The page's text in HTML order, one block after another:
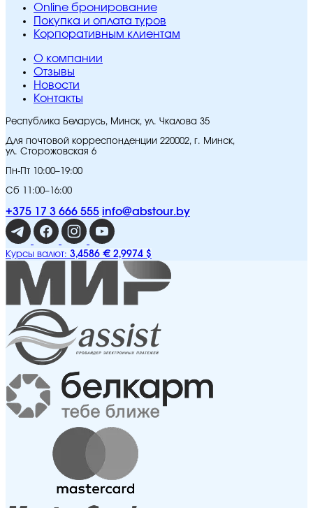
Online бронирование
Покупка и оплата туров
Корпоративным клиентам
O компании
Отзывы
Новости
Контакты
Республика Беларусь, Минск, ул. Чкалова 35
Для почтовой корреспонденции 220002, г. Минск,
ул. Сторожовская 6
Пн-Пт 10:00–19:00
Сб 11:00–16:00
+375 17 3 666 555 info@abstour.by
Курсы валют: 3,4586 € 2,9974 $